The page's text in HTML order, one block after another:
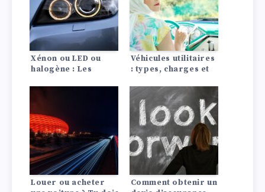
Xénon ou LED ou
halogène : Les
coup d’œil !
Véhicules utilitaires
: types, charges et
Louer ou acheter
Comment obtenir un